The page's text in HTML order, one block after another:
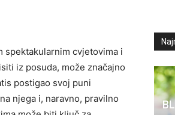
spektakularnim cvjetovima i
iz posuda, može značajno
postigao svoj puni
njega i, naravno, pravilno